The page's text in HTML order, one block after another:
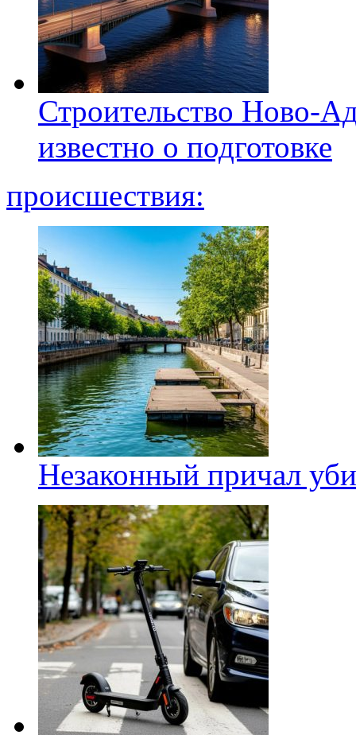
Строительство Ново-
известно о подготовке
происшествия:
Незаконный причал